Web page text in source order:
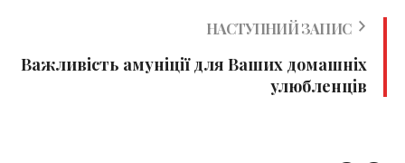
НАСТУПНИЙ ЗАПИС
Важливість амуніції для Ваших домашніх
улюбленців